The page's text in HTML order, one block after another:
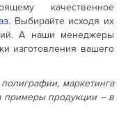
качественное
. Выбирайте исходя их
А наши менеджеры
изготовления вашего
маркетинга
примеры продукции – в